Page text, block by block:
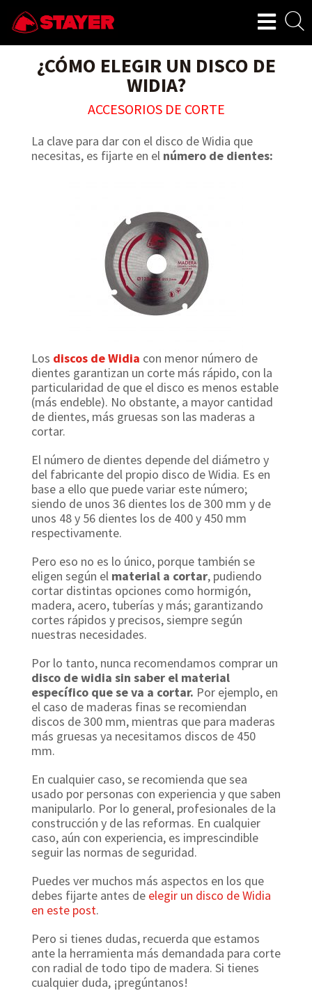
¿CÓMO ELEGIR UN DISCO DE
WIDIA?
ACCESORIOS DE CORTE
La clave para dar con el disco de Widia que
necesitas, es fijarte en el número de dientes:
Los discos de Widia con menor número de
dientes garantizan un corte más rápido, con la
particularidad de que el disco es menos estable
(más endeble). No obstante, a mayor cantidad
de dientes, más gruesas son las maderas a
cortar.
El número de dientes depende del diámetro y
del fabricante del propio disco de Widia. Es en
base a ello que puede variar este número;
siendo de unos 36 dientes los de 300 mm y de
unos 48 y 56 dientes los de 400 y 450 mm
respectivamente.
Pero eso no es lo único, porque también se
eligen según el material a cortar, pudiendo
cortar distintas opciones como hormigón,
madera, acero, tuberías y más; garantizando
cortes rápidos y precisos, siempre según
nuestras necesidades.
Por lo tanto, nunca recomendamos comprar un
disco de widia sin saber el material
específico que se va a cortar. Por ejemplo, en
el caso de maderas finas se recomiendan
discos de 300 mm, mientras que para maderas
más gruesas ya necesitamos discos de 450
mm.
En cualquier caso, se recomienda que sea
usado por personas con experiencia y que saben
manipularlo. Por lo general, profesionales de la
construcción y de las reformas. En cualquier
caso, aún con experiencia, es imprescindible
seguir las normas de seguridad.
Puedes ver muchos más aspectos en los que
debes fijarte antes de elegir un disco de Widia
en este post.
Pero si tienes dudas, recuerda que estamos
ante la herramienta más demandada para corte
con radial de todo tipo de madera. Si tienes
cualquier duda, ¡pregúntanos!